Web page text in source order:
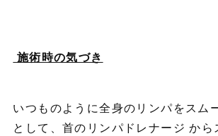
施術時の気づき
いつものように全身のリンパをスム
として、首のリンパドレナージ から